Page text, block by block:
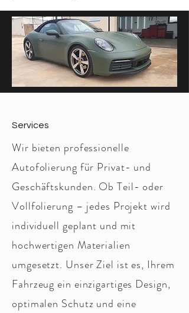
Services
Wir bieten professionelle
Autofolierung für Privat- und
Geschäftskunden. Ob Teil- oder
Vollfolierung – jedes Projekt wird
individuell geplant und mit
hochwertigen Materialien
umgesetzt. Unser Ziel ist es, Ihrem
Fahrzeug ein einzigartiges Design,
optimalen Schutz und eine